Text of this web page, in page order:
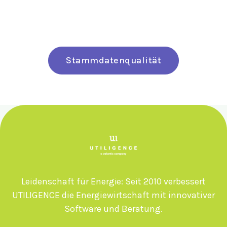
Stammdatenqualität
Leidenschaft für Energie: Seit 2010 verbessert
UTILIGENCE die Energiewirtschaft mit innovativer
Software und Beratung.